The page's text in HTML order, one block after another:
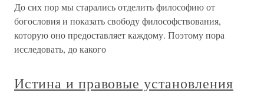
До сих пор мы старались отделить философию от
богословия и показать свободу философствования,
которую оно предоставляет каждому. Поэтому пора
исследовать, до какого
Истина и правовые установления